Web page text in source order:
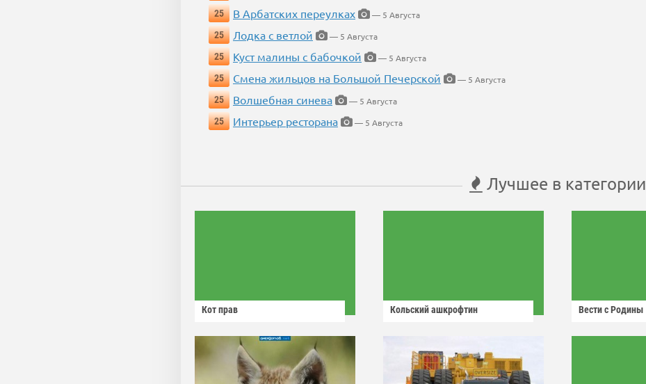
25
В Арбатских переулках
— 5 Августа
25
Лодка с ветлой
— 5 Августа
25
Куст малины с бабочкой
— 5 Августа
25
Смена жильцов на Большой Печерской
— 5 Августа
25
Волшебная синева
— 5 Августа
25
Интерьер ресторана — 5 Августа
Лучшее в категории
Кот прав Кольский ашкрофтин Вести с Родины